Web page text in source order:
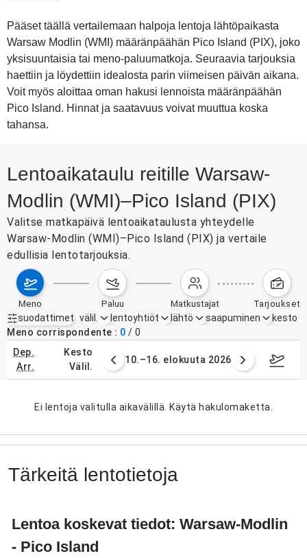
Pääset täällä vertailemaan halpoja lentoja lähtöpaikasta
Warsaw Modlin (WMI) määränpäähän Pico Island (PIX), joko
yksisuuntaisia tai meno-paluumatkoja. Seuraavia tarjouksia
haettiin ja löydettiin idealosta parin viimeisen päivän aikana.
Voit myös aloittaa oman hakusi lennoista määränpäähän
Pico Island. Hinnat ja saatavuus voivat muuttua koska
tahansa.
Lentoaikataulu reitille Warsaw-
Modlin (WMI)–Pico Island (PIX)
Valitse matkapäivä lentoaikataulusta yhteydelle
Warsaw-Modlin (WMI)–Pico Island (PIX) ja vertaile
edullisia lentotarjouksia.
meno paluu matkustajat tarjoukset
suodattimet
Aktiiviset suodattimet ei mitään
välil. lentoyhtiöt lähtö saapuminen
kesto
Meno corrispondente
0 / 0
dep.
arr.
kesto
välil.
elokuuta 2026 10.–16. elokuuta 2026
Ei lentoja valitulla aikavälillä. Käytä hakulomaketta.
Tärkeitä lentotietoja
Lentoa koskevat tiedot: Warsaw-Modlin
- Pico Island